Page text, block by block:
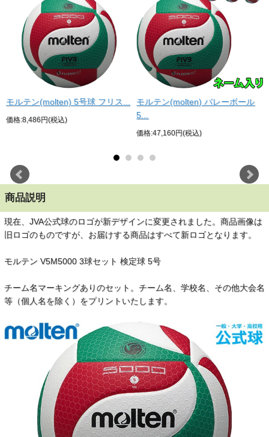
モルテン(molten) 5号球 フリス...
価格:8,486円(税込)
モルテン(molten) バレーボール
5...
価格:47,160円(税込)
商品説明
現在、JVA公式球のロゴが新デザインに変更されました。商品画像は
旧ロゴのものですが、お届けする商品はすべて新ロゴとなります。
モルテン V5M5000 3球セット 検定球 5号
チーム名マーキングありのセット。チーム名、学校名、その他大会名
等（個人名を除く）をプリントいたします。